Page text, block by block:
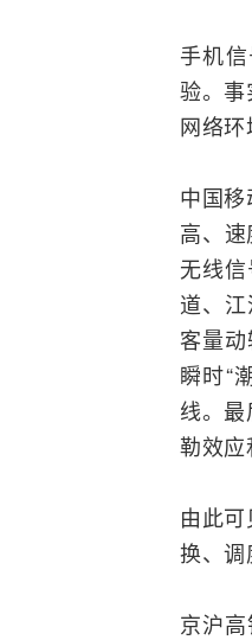
手机
验。事
网络环
中国移
高、
无线
道、
客量
瞬时“
线。
勒效应
由此
换、调
京沪